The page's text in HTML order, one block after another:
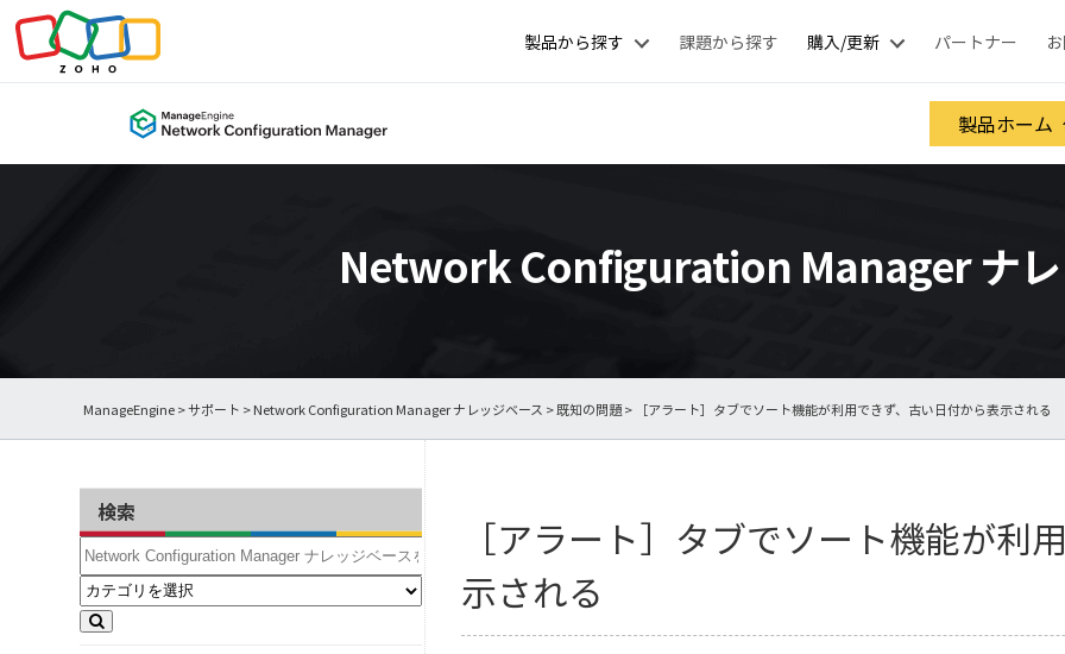
製品から探す 課題から探す 購入/更新 パートナー
製品ホーム
Network Configuration Manager ナレ
ManageEngine>サポート >Network Configuration Manager ナレッジベース >既知の問題> ［アラート］タブでソート機能が利用できず、古い日付から表示される
検索
［アラート］タブでソート機能が利
示される